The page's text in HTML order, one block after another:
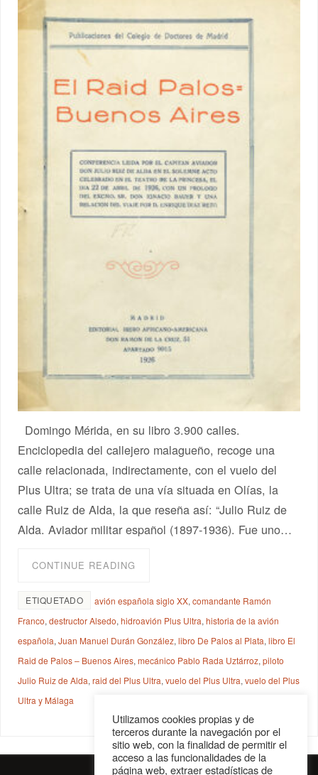
Domingo Mérida, en su libro 3.900 calles.
Enciclopedia del callejero malagueño, recoge una
calle relacionada, indirectamente, con el vuelo del
Plus Ultra; se trata de una vía situada en Olías, la
calle Ruiz de Alda, la que reseña así: “Julio Ruiz de
Alda. Aviador militar español (1897-1936). Fue uno…
CONTINUE READING
ETIQUETADO avión española siglo XX,comandante Ramón
Franco,destructor Alsedo,hidroavión Plus Ultra,historia de la avión
española,Juan Manuel Durán González,libro De Palos al Plata,libro El
Raid de Palos – Buenos Aires,mecánico Pablo Rada Uztárroz,piloto
Julio Ruiz de Alda,raid del Plus Ultra,vuelo del Plus Ultra,vuelo del Plus
Ultra y Málaga
Utilizamos cookies propias y de
terceros durante la navegación por el
sitio web, con la finalidad de permitir el
acceso a las funcionalidades de la
página web, extraer estadísticas de